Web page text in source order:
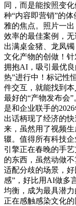
同，而是能按照变
种“内容即营销”的
雅的焦点。照片一
效率的最佳案例，
出满桌金猪、龙凤
文化产物的创做！
拥抱AI，吸引最优
热”进行中！标记性
件交互，就能找到
最好的“产物发布会
是和企业联手的
出话柄现了经济的
来，虽然用了视频
辍。值得所有科技
引擎正在春晚的手
的东西，虽然动做
适配分歧的场景，
感”，好比用AI做多
均衡，成为最具潜
正在感触感染文化